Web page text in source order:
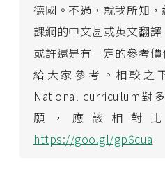
德國。不過，就我所知
課綱的中文甚或英文翻譯
或許還是有一定的參考
給大家參考。相較之
National curriculum對
願，應該相對
https://goo.gl/gp6cua